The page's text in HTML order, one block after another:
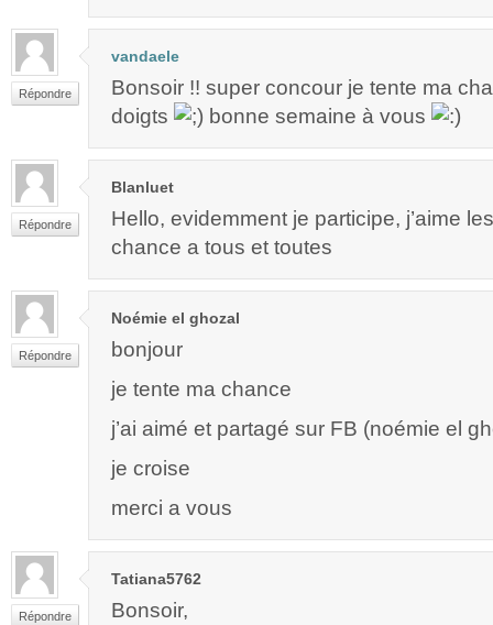
Répondre
vandaele
Bonsoir !! super concour je tente ma
doigts
bonne semaine à vous
Répondre
Blanluet
Hello, evidemment je participe, j’aime
chance a tous et toutes
Répondre
Noémie el ghozal
bonjour
je tente ma chance
j’ai aimé et partagé sur FB (noémie el
je croise
merci a vous
Répondre
Tatiana5762
Bonsoir,